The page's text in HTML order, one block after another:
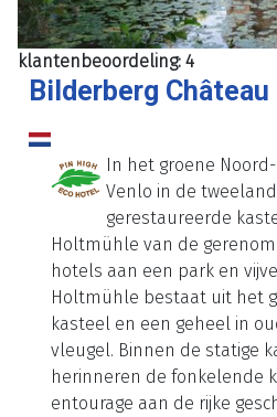
klantenbeoordeling: 4
Bilderberg
In het groene
Venlo in de
gerestaureerde
Holtmühle van de
hotels aan een park en
Holtmühle bestaat uit het
kasteel en een geheel in
vleugel. Binnen de statige
herinneren de fonkelende
entourage aan de rijke